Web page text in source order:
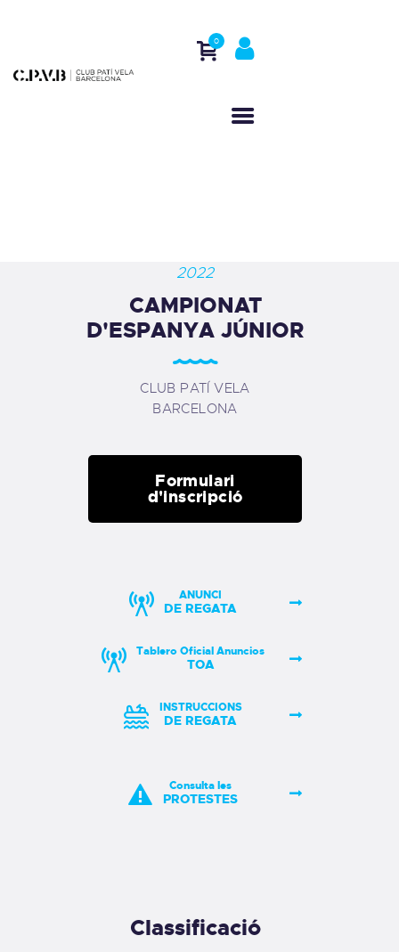
0
2022
CAMPIONAT
D'ESPANYA JÚNIOR
CLUB PATÍ VELA
BARCELONA
Formulari
d'inscripció
ANUNCI
DE REGATA
Tablero Oficial Anuncios
TOA
INSTRUCCIONS
DE REGATA
Consulta les
PROTESTES
Classificació